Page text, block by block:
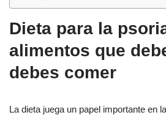
Dieta para la
alimentos que
debes comer
La dieta juega un papel importante en